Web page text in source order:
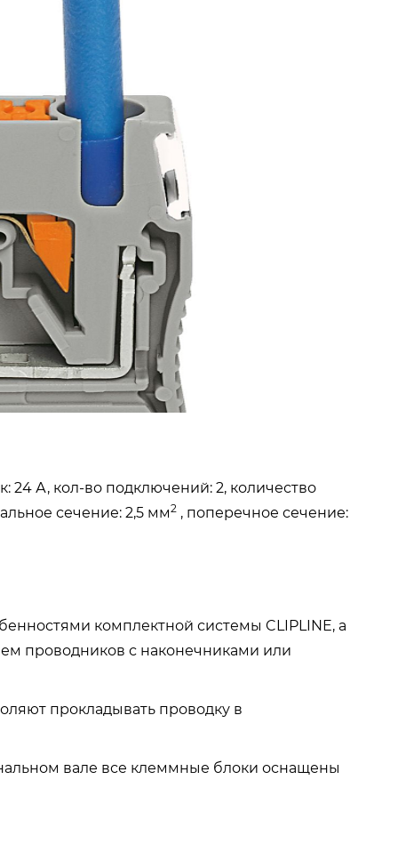
А, кол-во подключений: 2, количество
сечение: 2,5 мм2 , поперечное сечение:
комплектной системы CLIPLINE, а
проводников с наконечниками или
прокладывать проводку в
вале все клеммные блоки оснащены